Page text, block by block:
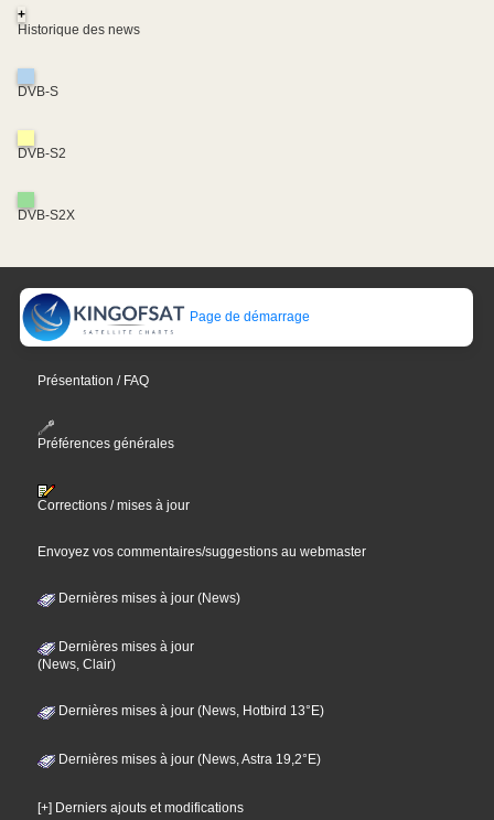
+
Historique des news
DVB-S
DVB-S2
DVB-S2X
Page de démarrage
Présentation / FAQ
Préférences générales
Corrections / mises à jour
Envoyez vos commentaires/suggestions au webmaster
Dernières mises à jour (News)
Dernières mises à jour
(News, Clair)
Dernières mises à jour (News, Hotbird 13°E)
Dernières mises à jour (News, Astra 19,2°E)
[+] Derniers ajouts et modifications